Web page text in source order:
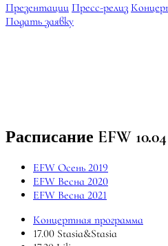
Презентации Пресс-релиз
Подать заявку
Расписание EFW 10.04
EFW Осень 2019
EFW Весна 2020
EFW Весна 2021
Концертная программа
17.00 Stasia&Stasia